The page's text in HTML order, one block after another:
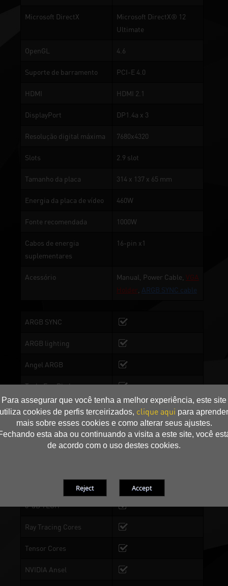
Para assegurar que você tenha a melhor experiência, este site
utiliza cookies de perfis terceirizados, clique aqui para aprender
mais sobre esses cookies e como alterar seus ajustes.
esta aba ou continuando a visita a este site, você
de acordo com o uso destes cookies.
Microsoft DirectX
Microsoft DirectX® 12
Ultimate
OpenGL 4.6
Suporte de barramento PCI-E 4.0
HDMI HDMI 2.1
DisplayPort DP1.4a x 3
Resolução digital máxima 7680x4320
Slots 2.9 slot
Tamanho da placa 314 x 137 x 65 mm
Energia da placa de vídeo 460W
Fonte recomendada 1000W
Cabos de energia
suplementares
16-pin x1
Acessório Manual, Power Cable, VGA
Holder ARGB SYNC cable
ARGB SYNC
ARGB lighting
Angel ARGB
TurboFan Blade
2-Ball Bearing
Copper Base
Dual BIOS
BIOS 1: Performance
0-dB TECH
Ray Tracing Cores
Tensor Cores
NVIDIA Ansel